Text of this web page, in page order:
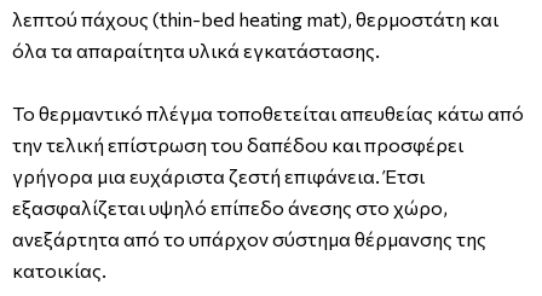
λεπτού πάχους (thin-bed heating mat), θερμοστάτη και
όλα τα απαραίτητα υλικά εγκατάστασης.
Το θερμαντικό πλέγμα τοποθετείται απευθείας κάτω από
την τελική επίστρωση του δαπέδου και προσφέρει
γρήγορα μια ευχάριστα ζεστή επιφάνεια. Έτσι
εξασφαλίζεται υψηλό επίπεδο άνεσης στο χώρο,
ανεξάρτητα από το υπάρχον σύστημα θέρμανσης της
κατοικίας.